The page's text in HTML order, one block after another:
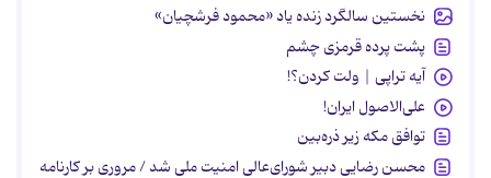
نخستین سالگرد زنده یاد «محمود فرشچیان»
پشت پرده قرمزی چشم
آیه تراپی | ولت کردن؟!
علی‌الاصول ایران!
توافق مکه زیر ذره‌بین
محسن رضایی دبیر شورای‌عالی امنیت ملی شد / مروری بر کارنامه